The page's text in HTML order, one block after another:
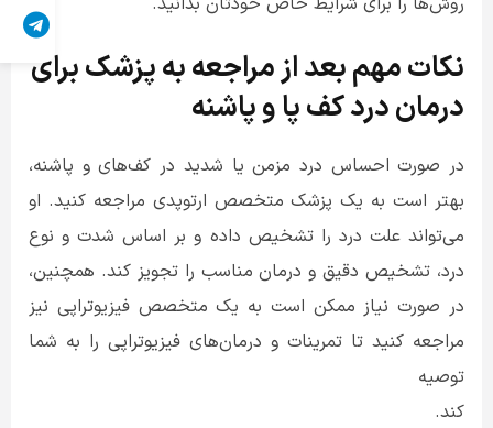
نکات مهم بعد از مراجعه به پزشک برای
درمان درد کف پا و پاشنه
در صورت احساس درد مزمن یا شدید در کف‌های و پاشنه،
بهتر است به یک پزشک متخصص ارتوپدی مراجعه کنید. او
می‌تواند علت درد را تشخیص داده و بر اساس شدت و نوع
درد، تشخیص دقیق و درمان مناسب را تجویز کند. همچنین،
در صورت نیاز ممکن است به یک متخصص فیزیوتراپی نیز
مراجعه کنید تا تمرینات و درمان‌های فیزیوتراپی را به شما
توصیه